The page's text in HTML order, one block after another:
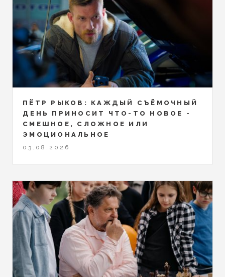
ПЁТР РЫКОВ: КАЖДЫЙ СЪЁМОЧНЫЙ
ДЕНЬ ПРИНОСИТ ЧТО-ТО НОВОЕ -
СМЕШНОЕ, СЛОЖНОЕ ИЛИ
ЭМОЦИОНАЛЬНОЕ
03.08.2026